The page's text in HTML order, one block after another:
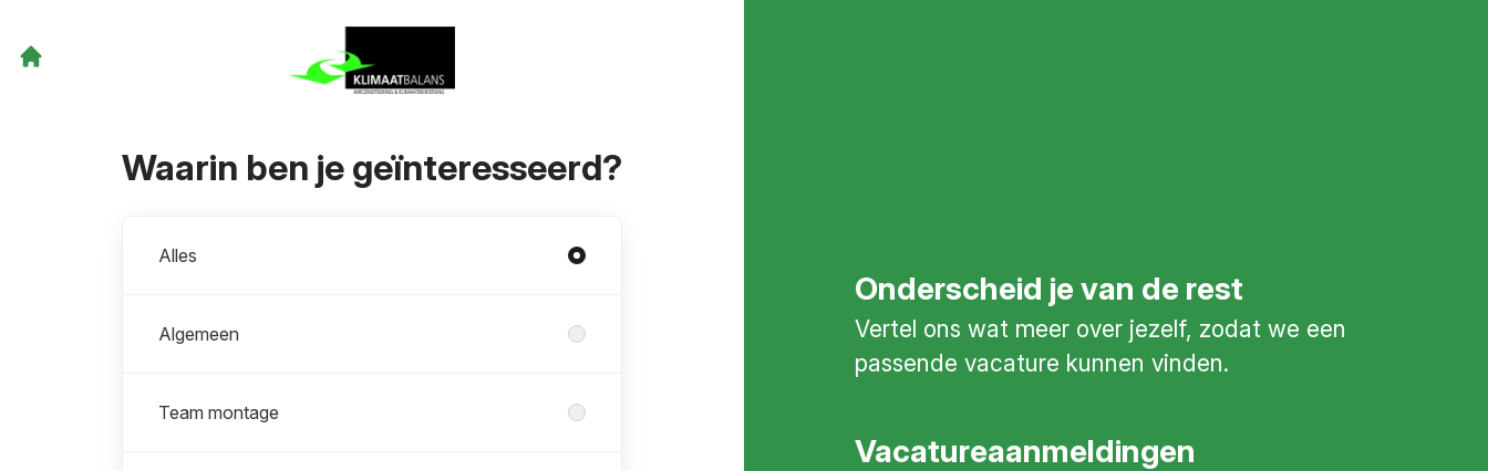
Waarin ben je geïnteresseerd?
Alles
Algemeen
Team montage
Onderscheid je van de rest
Vertel ons wat meer over jezelf, zodat we een
passende vacature kunnen vinden.
Vacatureaanmeldingen